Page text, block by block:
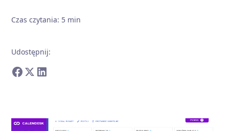
Czas czytania: 5 min
Udostępnij: